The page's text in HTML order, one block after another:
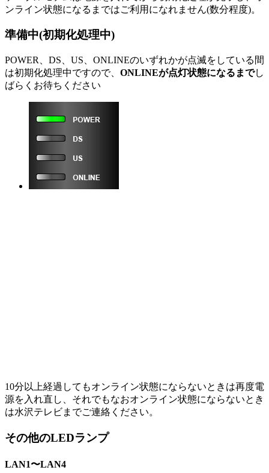
ンライン状態になるまではご利用になれません(数分程度)。
準備中(初期化処理中)
POWER、DS、US、ONLINEのいずれかが点滅をしている間
は初期化処理中ですので、 ONLINEが点灯状態になるまでし
ばらくお待ちください
10分以上経過してもオンライン状態にならないときは再度電
源を入れ直し、それでもなおオンライン状態にならないとき
は水沢テレビまでご連絡ください。
その他のLEDランプ
LAN1〜LAN4